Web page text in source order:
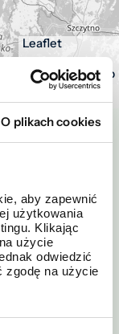
O plikach cookies
aby zapewnić
użytkowania
Klikając
użycie
odwiedzić
zgodę na użycie
Leaflet
| ©
OpenStreetMap